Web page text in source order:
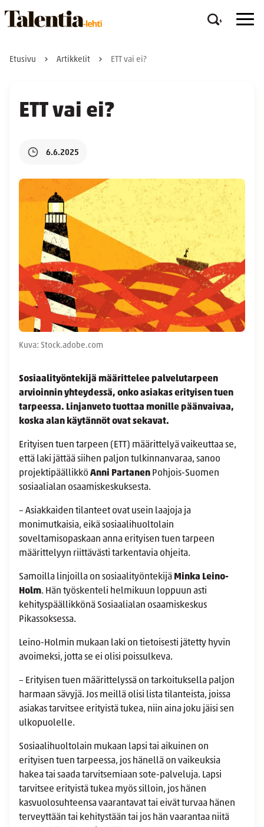
Etusivu Artikkelit ETT vai ei?
ETT vai ei?
6.6.2025
Kuva: Stock.adobe.com
Sosiaalityöntekijä määrittelee palvelutarpeen
arvioinnin yhteydessä, onko asiakas erityisen tuen
tarpeessa. Linjanveto tuottaa monille päänvaivaa,
koska alan käytännöt ovat sekavat.
Erityisen tuen tarpeen (ETT) määrittelyä vaikeuttaa se,
että laki jättää siihen paljon tulkinnanvaraa, sanoo
projektipäällikköAnni Partanen Pohjois-Suomen
sosiaalialan osaamiskeskuksesta.
– Asiakkaiden tilanteet ovat usein laajoja ja
monimutkaisia, eikä sosiaalihuoltolain
soveltamisopaskaan anna erityisen tuen tarpeen
määrittelyyn riittävästi tarkentavia ohjeita.
Samoilla linjoilla on sosiaalityöntekijä Minka Leino-
Holm. Hän työskenteli helmikuun loppuun asti
kehityspäällikkönä Sosiaalialan osaamiskeskus
Pikassoksessa.
Leino-Holmin mukaan laki on tietoisesti jätetty hyvin
avoimeksi, jotta se ei olisi poissulkeva.
– Erityisen tuen määrittelyssä on tarkoituksella paljon
harmaan sävyjä. Jos meillä olisi lista tilanteista, joissa
asiakas tarvitsee erityistä tukea, niin aina joku jäisi sen
ulkopuolelle.
Sosiaalihuoltolain mukaan lapsi tai aikuinen on
erityisen tuen tarpeessa, jos hänellä on vaikeuksia
hakea tai saada tarvitsemiaan sote-palveluja. Lapsi
tarvitsee erityistä tukea myös silloin, jos hänen
kasvuolosuhteensa vaarantavat tai eivät turvaa hänen
terveyttään tai kehitystään tai jos hän vaarantaa niitä